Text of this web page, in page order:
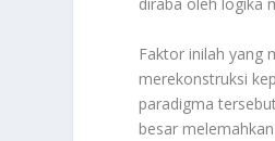
Faktor inilah yang
merekonstruksi
paradigma
besar